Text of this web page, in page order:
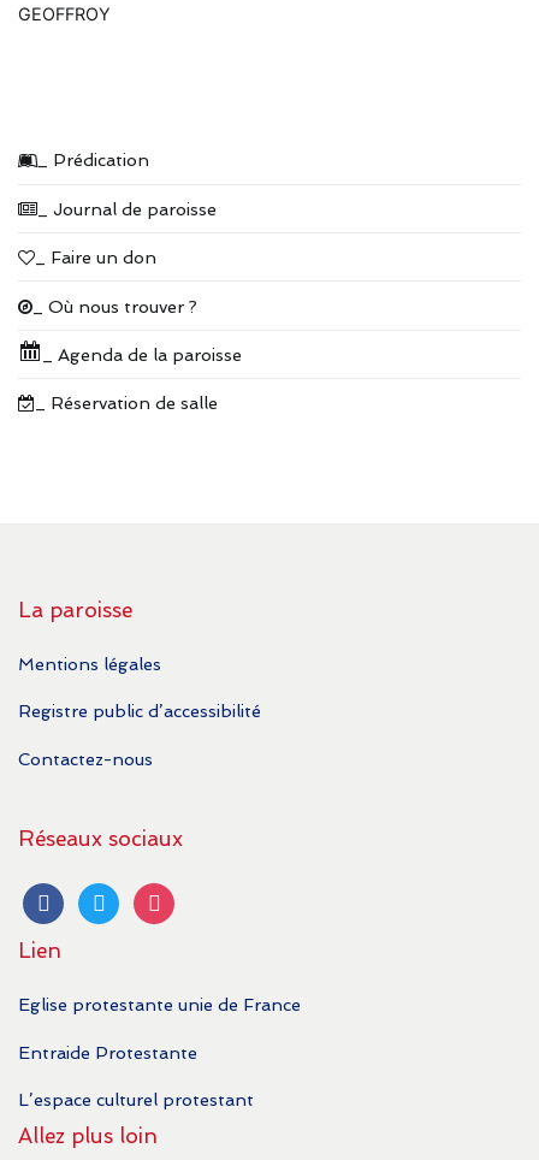
l’article
GEOFFROY
_ Prédication
_ Journal de paroisse
_ Faire un don
_ Où nous trouver ?
_ Agenda de la paroisse
_ Réservation de salle
La paroisse
Mentions légales
Registre public d’accessibilité
Contactez-nous
Réseaux sociaux
facebooktwitter instagram
Lien
Eglise protestante unie de France
Entraide Protestante
L’espace culturel protestant
Allez plus loin